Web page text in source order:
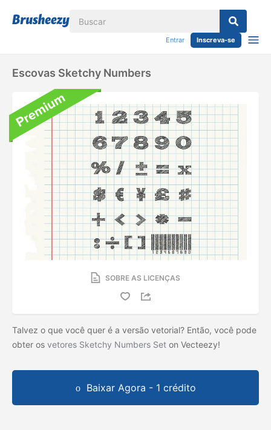
Entrar Inscreva-se
Escovas Sketchy Numbers
SOBRE AS LICENÇAS
Talvez o que você quer é a versão vetorial? Então, você pode
obter os vetores Sketchy Numbers Set on Vecteezy!
Baixar Agora - 1 crédito